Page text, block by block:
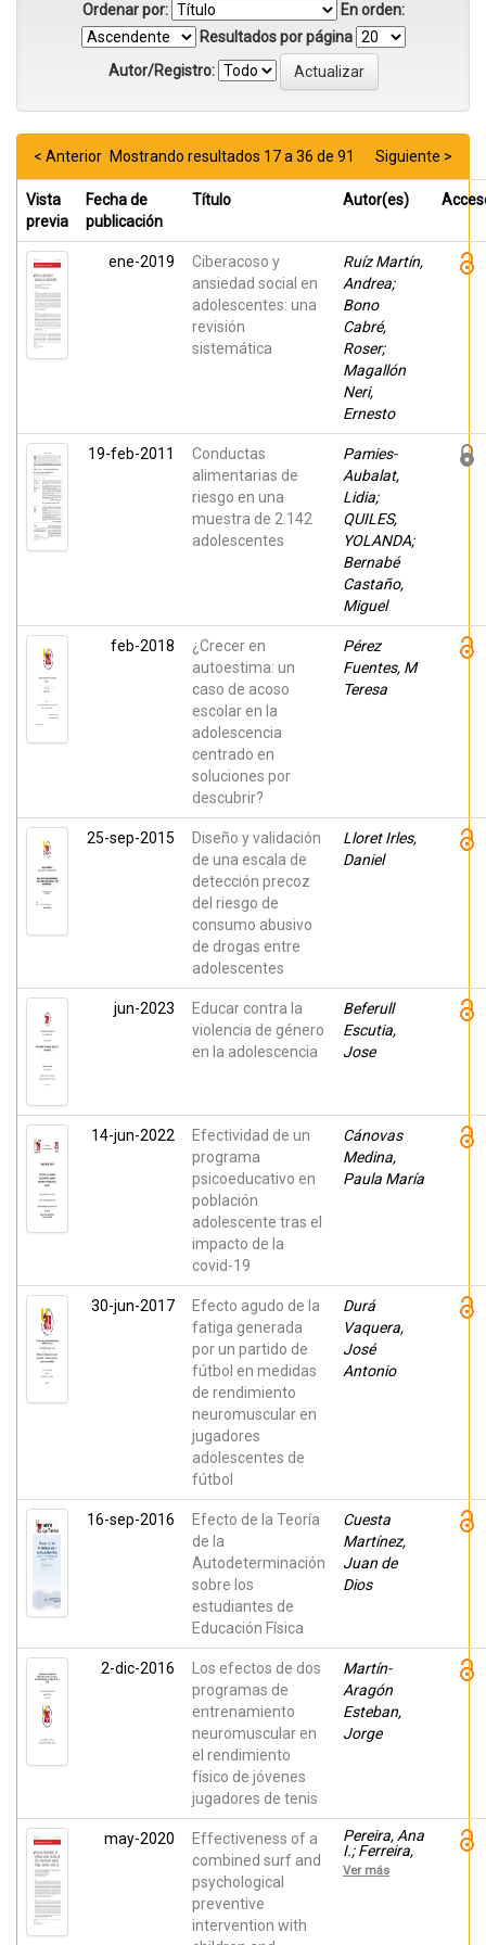
Ordenar por:
En orden:
Resultados por página
Autor/Registro:
Mostrando resultados 17 a 36 de 91
< Anterior Siguiente >
Vista
previa
Fecha de
publicación
Título Autor(es)
ene-2019
Ciberacoso y
ansiedad social en
adolescentes: una
revisión
sistemática
Ruíz Martín,
Andrea;
Bono
Cabré,
Roser;
Magallón
Neri,
Ernesto
19-feb-2011
Conductas
alimentarias de
riesgo en una
muestra de 2.142
adolescentes
Pamies-
Aubalat,
Lidia;
QUILES,
YOLANDA;
Bernabé
Castaño,
Miguel
feb-2018
¿Crecer en
autoestima: un
caso de acoso
escolar en la
adolescencia
centrado en
soluciones por
descubrir?
Pérez
Fuentes, M
Teresa
25-sep-2015
Diseño y validación
de una escala de
detección precoz
del riesgo de
consumo abusivo
de drogas entre
adolescentes
Lloret Irles,
Daniel
jun-2023
Educar contra la
violencia de género
en la adolescencia
Beferull
Escutia,
Jose
14-jun-2022
Efectividad de un
programa
psicoeducativo en
población
adolescente tras el
impacto de la
covid-19
Cánovas
Medina,
Paula María
30-jun-2017
Efecto agudo de la
fatiga generada
por un partido de
fútbol en medidas
de rendimiento
neuromuscular en
jugadores
adolescentes de
fútbol
Durá
Vaquera,
José
Antonio
16-sep-2016
Efecto de la Teoría
de la
Autodeterminación
sobre los
estudiantes de
Educación Física
Cuesta
Martínez,
Juan de
Dios
2-dic-2016
Los efectos de dos
programas de
entrenamiento
neuromuscular en
el rendimiento
físico de jóvenes
jugadores de tenis
Martín-
Aragón
Esteban,
Jorge
may-2020
Effectiveness of a
combined surf and
psychological
preventive
intervention with
Pereira, Ana
I.; Ferreira,
Catarina;
Oliveira,
Ver más